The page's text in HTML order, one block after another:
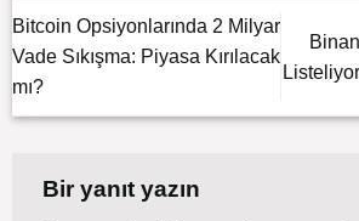
Bitcoin Opsiyonlarında 2 Milyar
Vade Sıkışma: Piyasa Kırılacak
mı?
Bir yanıt yazın